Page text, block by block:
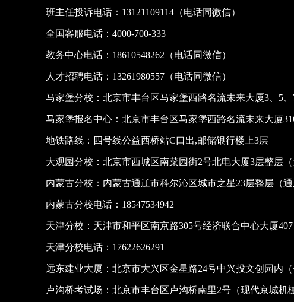
班主任投诉电话：13121109114（电话同微信）
全国客服电话：4000-700-333
教务中心电话：18610548262（电话同微信）
人才招聘电话：13261980557（电话同微信）
马家堡分校：北京市丰台区马家堡西路名流未来大厦3、5、
马家堡报名中心：北京市丰台区马家堡西路名流未来大厦
地铁路线：四号线公益西桥站C口出,邮储银行楼上3层
大观园分校：北京市西城区南菜园街2号北电大厦3层整层
内蒙古分校：内蒙古通辽市科尔沁区城市之星23层整层（通
内蒙古分校电话：18547534942
天津分校：天津市和平区南京路305号经济联合中心大厦407
天津分校电话：17622626291
远东建业大厦：北京市大兴区金星路24号中兴投文创园内（
卢沟桥考试场：北京市丰台区卢沟桥南里2号（现代京城机